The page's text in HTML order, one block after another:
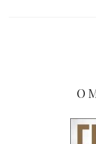
O